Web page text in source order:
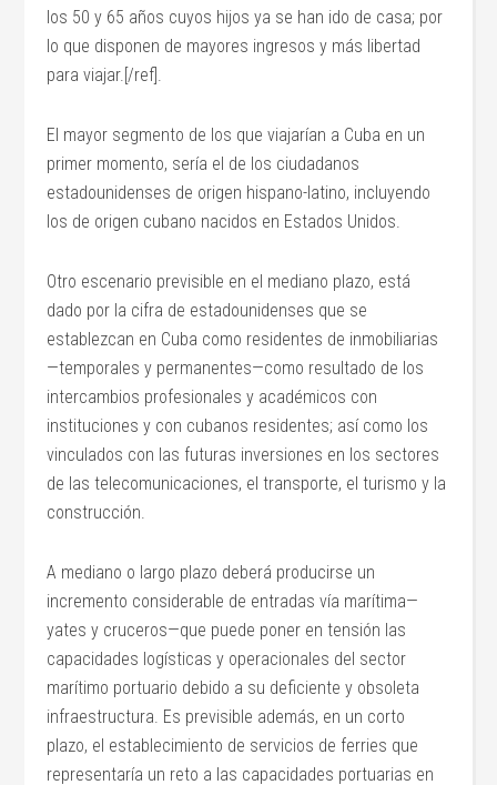
los 50 y 65 años cuyos hijos ya se han ido de casa; por
lo que disponen de mayores ingresos y más libertad
para viajar.[/ref].
El mayor segmento de los que viajarían a Cuba en un
primer momento, sería el de los ciudadanos
estadounidenses de origen hispano-latino, incluyendo
los de origen cubano nacidos en Estados Unidos.
Otro escenario previsible en el mediano plazo, está
dado por la cifra de estadounidenses que se
establezcan en Cuba como residentes de inmobiliarias
—temporales y permanentes—como resultado de los
intercambios profesionales y académicos con
instituciones y con cubanos residentes; así como los
vinculados con las futuras inversiones en los sectores
de las telecomunicaciones, el transporte, el turismo y la
construcción.
A mediano o largo plazo deberá producirse un
incremento considerable de entradas vía marítima—
yates y cruceros—que puede poner en tensión las
capacidades logísticas y operacionales del sector
marítimo portuario debido a su deficiente y obsoleta
infraestructura. Es previsible además, en un corto
plazo, el establecimiento de servicios de ferries que
representaría un reto a las capacidades portuarias en